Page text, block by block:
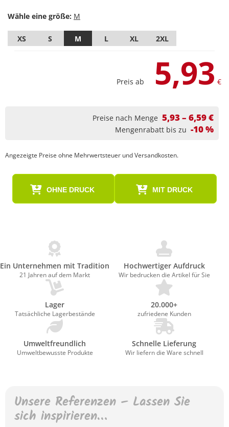
Wähle eine größe:
XS S M L XL 2XL
Preis ab 5,93 €
Preise nach Menge 5,93 – 6,59 €
Mengenrabatt bis zu -10 %
Angezeigte Preise ohne Mehrwertsteuer und Versandkosten.
OHNE DRUCK MIT DRUCK
Ein Unternehmen mit Tradition
21 Jahren auf dem Markt
Hochwertiger Aufdruck
Wir bedrucken die Artikel für Sie
Lager
Tatsächliche Lagerbestände
20.000+
zufriedene Kunden
Umweltfreundlich
Umweltbewusste Produkte
Schnelle Lieferung
Wir liefern die Ware schnell
Unsere Referenzen – Lassen Sie
sich inspirieren…